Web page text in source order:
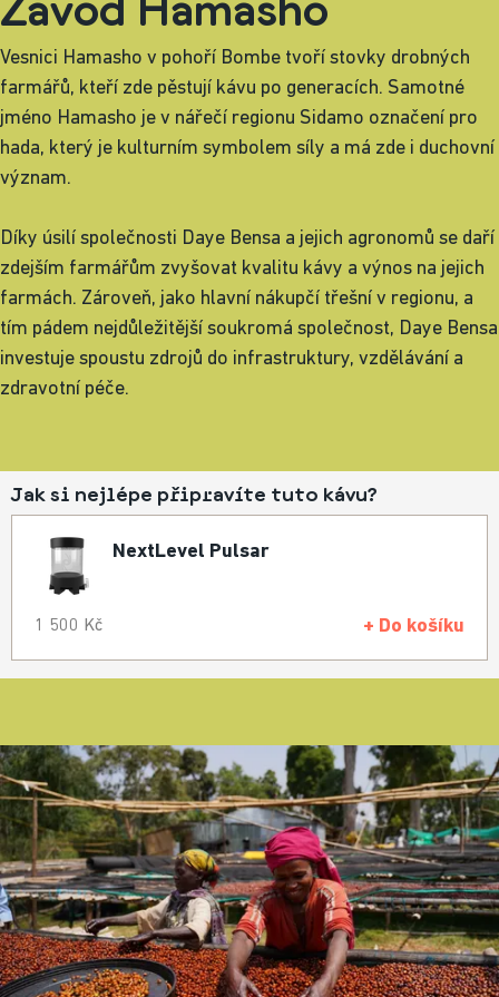
Vesnici Hamasho v pohoří Bombe tvoří stovky drobných
farmářů, kteří zde pěstují kávu po generacích. Samotné
jméno Hamasho je v nářečí regionu Sidamo označení pro
hada, který je kulturním symbolem síly a má zde i duchovní
význam.
Díky úsilí společnosti Daye Bensa a jejich agronomů se daří
zdejším farmářům zvyšovat kvalitu kávy a výnos na jejich
farmách. Zároveň, jako hlavní nákupčí třešní v regionu, a
tím pádem nejdůležitější soukromá společnost, Daye Bensa
investuje spoustu zdrojů do infrastruktury, vzdělávání a
zdravotní péče.
Jak si nejlépe připravíte tuto kávu?
NextLevel Pulsar
1 500 Kč + Do košíku